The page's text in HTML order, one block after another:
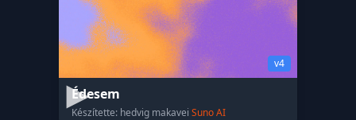
v4
Édesem
Készítette: hedvig makavei Suno AI